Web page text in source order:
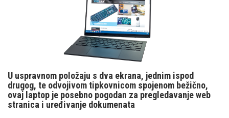
U uspravnom položaju s dva ekrana, jednim ispod
drugog, te odvojivom tipkovnicom spojenom bežično,
ovaj laptop je posebno pogodan za pregledavanje web
stranica i uređivanje dokumenata